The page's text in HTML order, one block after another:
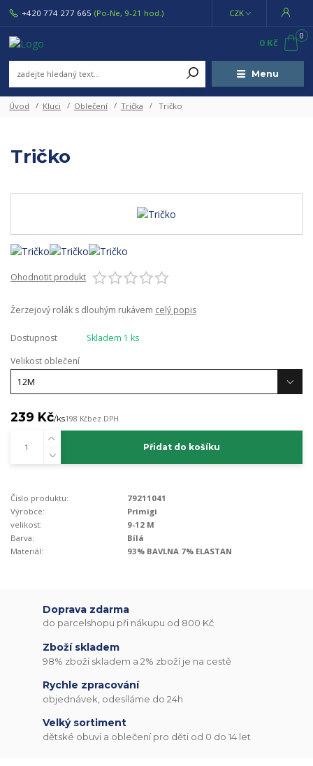
Menu
CZK
+420 774 277 665 (Po-Ne, 9-21 hod.)
0
0 Kč
Úvod Kluci Oblečení Trička Tričko
Tričko
Ohodnotit produkt
Žerzejový rolák s dlouhým rukávem celý popis
Dostupnost
Skladem 1 ks
Velikost oblečení
239 Kč/ks198 Kčbez DPH
Přidat do košíku
Číslo produktu:
79211041
Výrobce:
Primigi
velikost:
9-12 M
Barva:
Bílá
Materiál:
93% BAVLNA 7% ELASTAN
Doprava zdarma
do parcelshopu při nákupu od 800 Kč
Zboží skladem
98% zboží skladem a 2% zboží je na cestě
Rychle zpracování
objednávek, odesíláme do 24h
Velký sortiment
dětské obuvi a oblečení pro děti od 0 do 14 let